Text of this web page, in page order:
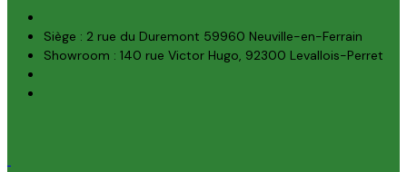
Siège : 2 rue du Duremont 59960 Neuville-en-Ferrain
Showroom : 140 rue Victor Hugo, 92300 Levallois-Perret